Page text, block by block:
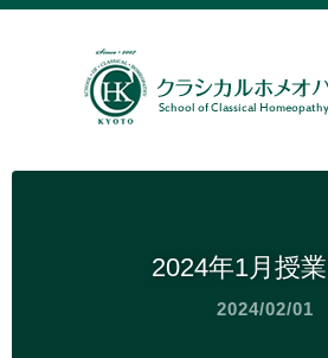
2024年1月授
2024/02/01